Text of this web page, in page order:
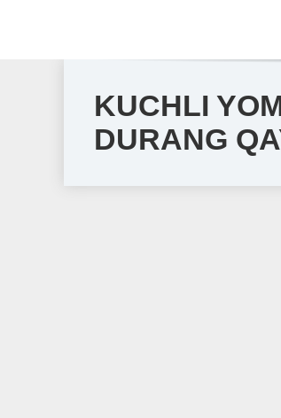
KUCHLI
DURANG